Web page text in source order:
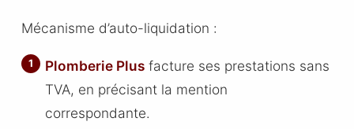
Mécanisme d’auto-liquidation :
Plomberie Plus facture ses prestations sans
TVA, en précisant la mention
correspondante.